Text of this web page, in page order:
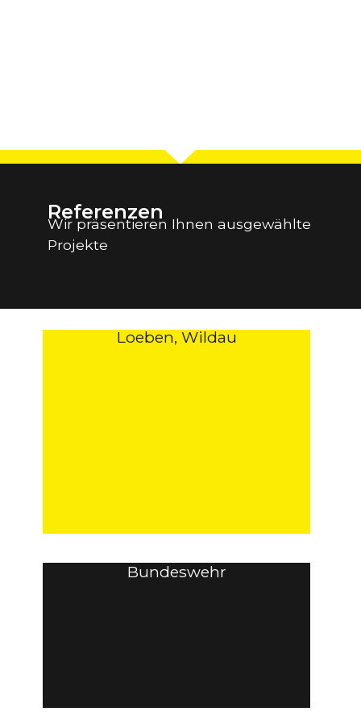
Referenzen
Wir präsentieren Ihnen ausgewählte
Projekte
Loeben, Wildau
Bundeswehr